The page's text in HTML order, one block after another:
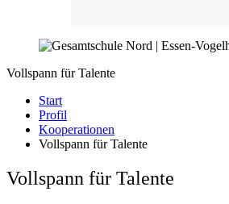
Vollspann für Talente
Start
Profil
Kooperationen
Vollspann für Talente
Vollspann für Talente